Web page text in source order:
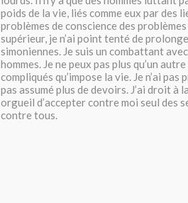
poids de la vie, liés comme eux par des
problèmes de conscience des
supérieur, je n’ai point tenté de
simoniennes. Je suis un combattant
hommes. Je ne peux pas plus qu’un
compliqués qu’impose la vie. Je n’ai
pas assumé plus de devoirs. J’ai droit à
orgueil d’accepter contre moi seul des
contre tous.